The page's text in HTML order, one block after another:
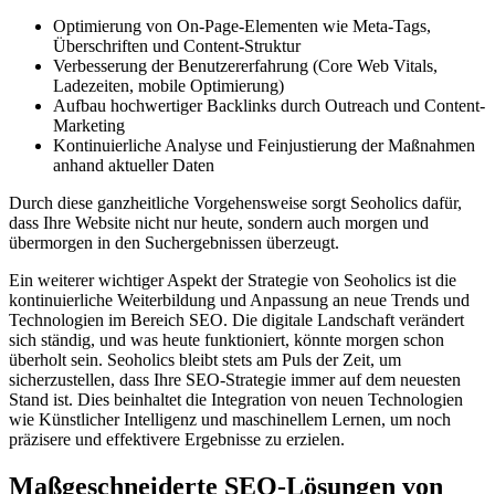
Optimierung von On-Page-Elementen wie Meta-Tags,
Überschriften und Content-Struktur
Verbesserung der Benutzererfahrung (Core Web Vitals,
Ladezeiten, mobile Optimierung)
Aufbau hochwertiger Backlinks durch Outreach und Content-
Marketing
Kontinuierliche Analyse und Feinjustierung der Maßnahmen
anhand aktueller Daten
Durch diese ganzheitliche Vorgehensweise sorgt Seoholics dafür,
dass Ihre Website nicht nur heute, sondern auch morgen und
übermorgen in den Suchergebnissen überzeugt.
Ein weiterer wichtiger Aspekt der Strategie von Seoholics ist die
kontinuierliche Weiterbildung und Anpassung an neue Trends und
Technologien im Bereich SEO. Die digitale Landschaft verändert
sich ständig, und was heute funktioniert, könnte morgen schon
überholt sein. Seoholics bleibt stets am Puls der Zeit, um
sicherzustellen, dass Ihre SEO-Strategie immer auf dem neuesten
Stand ist. Dies beinhaltet die Integration von neuen Technologien
wie Künstlicher Intelligenz und maschinellem Lernen, um noch
präzisere und effektivere Ergebnisse zu erzielen.
Maßgeschneiderte SEO-Lösungen von